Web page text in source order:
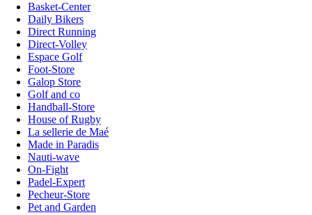
Basket-Center
Daily Bikers
Direct Running
Direct-Volley
Espace Golf
Foot-Store
Galop Store
Golf and co
Handball-Store
House of Rugby
La sellerie de Maé
Made in Paradis
Nauti-wave
On-Fight
Padel-Expert
Pecheur-Store
Pet and Garden